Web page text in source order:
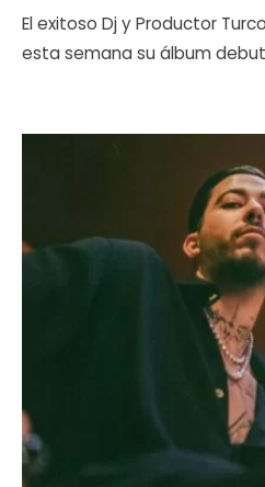
El exitoso Dj y Productor
esta semana su álbum